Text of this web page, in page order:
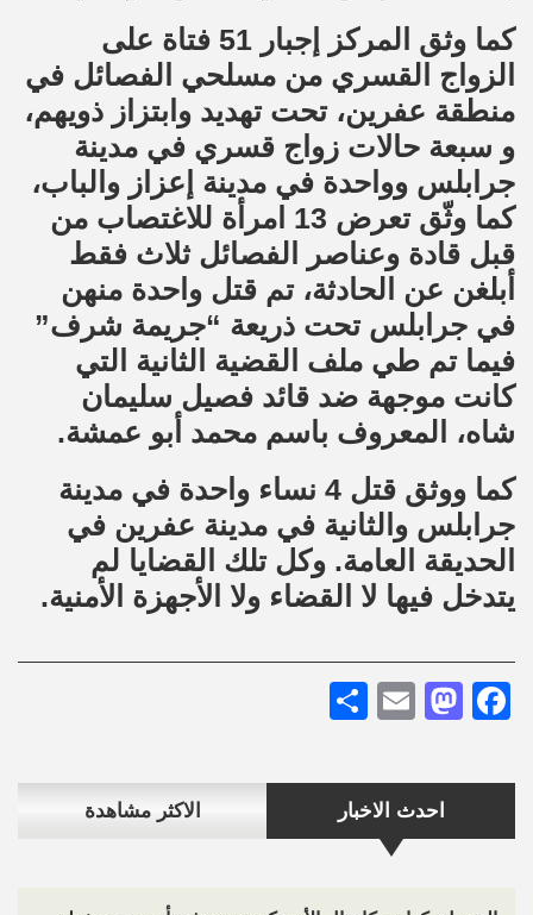
احدث الاخبار الاكثر مشاهدة
كما وثق المركز إجبار 51 فتاة على
الزواج القسري من مسلحي الفصائل في
منطقة عفرين، تحت تهديد وابتزاز ذويهم،
و سبعة حالات زواج قسري في مدينة
جرابلس وواحدة في مدينة إعزاز والباب،
كما وثّق تعرض 13 امرأة للاغتصاب من
قبل قادة وعناصر الفصائل ثلاث فقط
أبلغن عن الحادثة، تم قتل واحدة منهن
في جرابلس تحت ذريعة “جريمة شرف”
فيما تم طي ملف القضية الثانية التي
كانت موجهة ضد قائد فصيل سليمان
شاه، المعروف باسم محمد أبو عمشة.
كما ووثق قتل 4 نساء واحدة في مدينة
جرابلس والثانية في مدينة عفرين في
الحديقة العامة. وكل تلك القضايا لم
يتدخل فيها لا القضاء ولا الأجهزة الأمنية.
Facebook
Mastodon
Email